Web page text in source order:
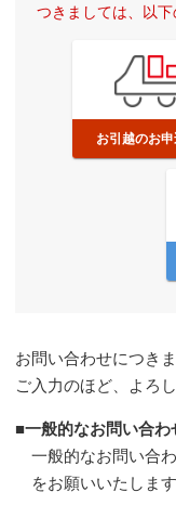
つきましては、以下
お引越のお
お問い合わせにつき
ご入力のほど、よろ
■一般的なお問い合わ
一般的なお問い合
をお願いいたします